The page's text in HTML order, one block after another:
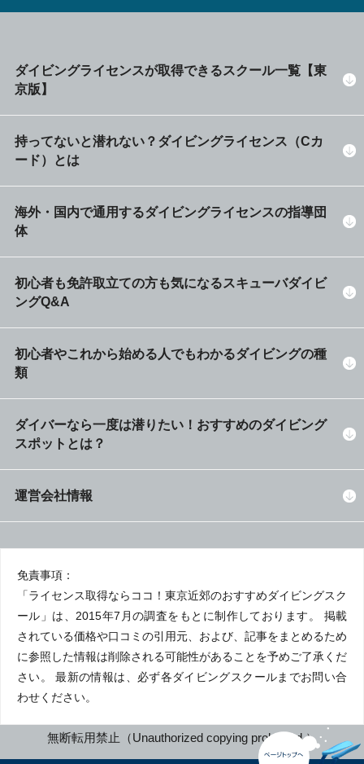
ダイビングライセンスが取得できるスクール一覧【東
京版】
持ってないと潜れない？ダイビングライセンス（Cカ
ード）とは
海外・国内で通用するダイビングライセンスの指導団
体
初心者も免許取立ての方も気になるスキューバダイビ
ングQ&A
初心者やこれから始める人でもわかるダイビングの種
類
ダイバーなら一度は潜りたい！おすすめのダイビング
スポットとは？
運営会社情報
免責事項：
「ライセンス取得ならココ！東京近郊のおすすめダイビングスク
ール」は、2015年7月の調査をもとに制作しております。 掲載
されている価格や口コミの引用元、および、記事をまとめるため
に参照した情報は削除される可能性があることを予めご了承くだ
さい。 最新の情報は、必ず各ダイビングスクールまでお問い合
わせください。
無断転用禁止（Unauthorized copying prohibited.）